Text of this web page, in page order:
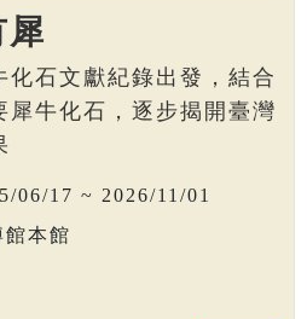
犀
化石文獻紀錄出發，結合
犀牛化石，逐步揭開臺灣
06/17 ~ 2026/11/01
館本館